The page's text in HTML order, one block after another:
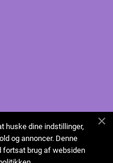
huske dine indstillinger,
og annoncer. Denne
fortsat brug af websiden